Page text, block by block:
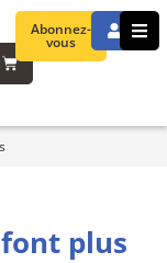
Abonnez-
vous
plus